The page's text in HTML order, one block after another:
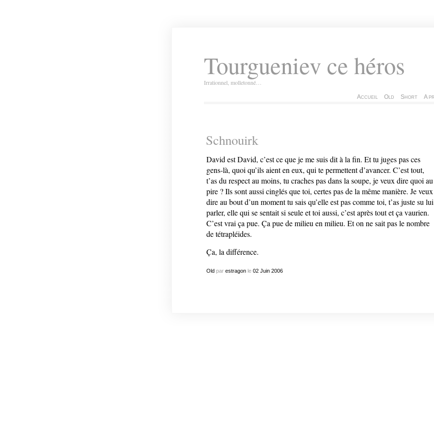
Tourgueniev ce héros
Irrationnel, molletonné…
Accueil Old Short A
Schnouirk
David est David, c’est ce que je me suis dit à la fin. Et tu juges pas ces
gens-là, quoi qu’ils aient en eux, qui te permettent d’avancer. C’est tout,
t’as du respect au moins, tu craches pas dans la soupe, je veux dire quoi au
pire ? Ils sont aussi cinglés que toi, certes pas de la même manière. Je veux
dire au bout d’un moment tu sais qu’elle est pas comme toi, t’as juste su lui
parler, elle qui se sentait si seule et toi aussi, c’est après tout et ça vaurien.
C’est vrai ça pue. Ça pue de milieu en milieu. Et on ne sait pas le nombre
de tétrapléides.
Ça, la différence.
Old par estragonle 02 Juin 2006